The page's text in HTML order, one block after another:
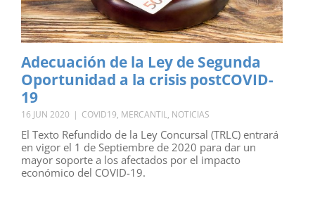
Adecuación de la Ley de Segunda
Oportunidad a la crisis postCOVID-
19
16 JUN 2020 | COVID19, MERCANTIL, NOTICIAS
El Texto Refundido de la Ley Concursal (TRLC) entrará
en vigor el 1 de Septiembre de 2020 para dar un
mayor soporte a los afectados por el impacto
económico del COVID-19.